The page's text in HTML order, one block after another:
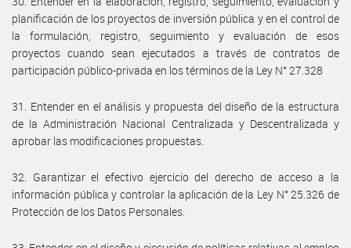
planificación de los proyectos de inversión pública y en el control de
la formulación, registro, seguimiento y evaluación de esos
proyectos cuando sean ejecutados a través de contratos de
participación público-privada en los términos de la Ley N° 27.328
31. Entender en el análisis y propuesta del diseño de la estructura
de la Administración Nacional Centralizada y Descentralizada y
aprobar las modificaciones propuestas.
32. Garantizar el efectivo ejercicio del derecho de acceso a la
información pública y controlar la aplicación de la Ley N° 25.326 de
Protección de los Datos Personales.